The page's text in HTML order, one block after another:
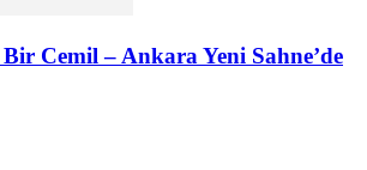
Bir Cemil – Ankara Yeni Sahne’de